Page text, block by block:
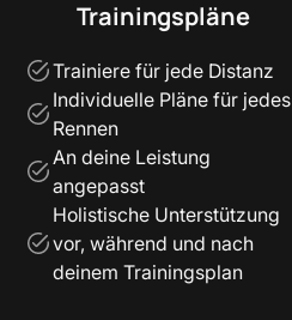
Trainingspläne
Trainiere für jede Distanz
Individuelle Pläne für jedes
Rennen
An deine Leistung
angepasst
Holistische Unterstützung
vor, während und nach
deinem Trainingsplan